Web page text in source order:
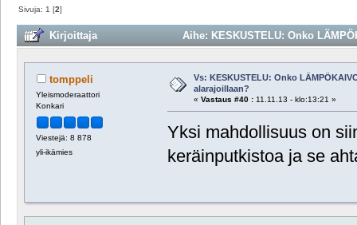
Sivuja: 1 [2]
Kirjoittaja Aihe: KESKUSTELU: Onko
tomppeli
Yleismoderaattori
Konkari
Viestejä: 8 878
yli-ikämies
Vs: KESKUSTELU: Onko
alarajoillaan?
« Vastaus #40 :11.11.13 - klo:13:21 »
Yksi mahdollisuus on
keräinputkistoa ja se